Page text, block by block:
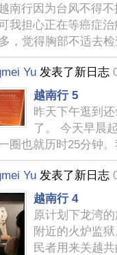
南行因为台风不得
我担心正在等癌症
，觉得胸部不适去
Yu 发表了新日志
越南行 5
昨天下午逛到
了。 今天早晨
圈也就历时25分钟
Yu 发表了新日志
越南行 4
原计划下龙湾
附近的火炉监
民者用来关越